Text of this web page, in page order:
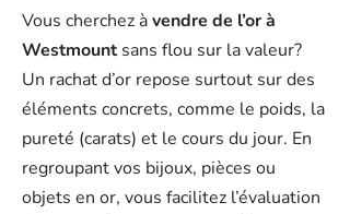
Vous cherchez àvendre de l’or à
Westmountsans flou sur la valeur?
Un rachat d’or repose surtout sur des
éléments concrets, comme le poids, la
pureté (carats) et le cours du jour. En
regroupant vos bijoux, pièces ou
objets en or, vous facilitez l’évaluation